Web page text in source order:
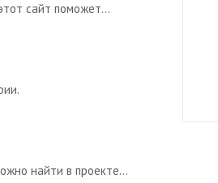
сайт поможет...
найти в проекте...